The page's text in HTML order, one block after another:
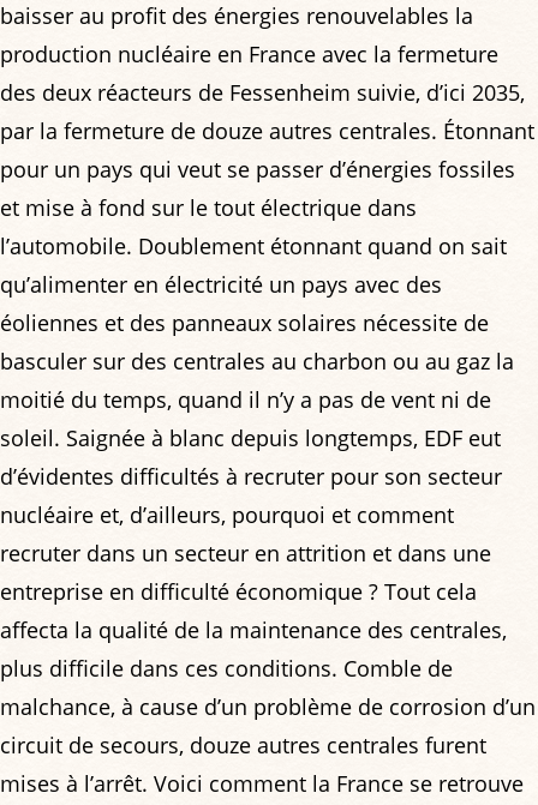
baisser au profit des énergies renouvelables la
production nucléaire en France avec la fermeture
des deux réacteurs de Fessenheim suivie, d’ici 2035,
par la fermeture de douze autres centrales. Étonnant
pour un pays qui veut se passer d’énergies fossiles
et mise à fond sur le tout électrique dans
l’automobile. Doublement étonnant quand on sait
qu’alimenter en électricité un pays avec des
éoliennes et des panneaux solaires nécessite de
basculer sur des centrales au charbon ou au gaz la
moitié du temps, quand il n’y a pas de vent ni de
soleil. Saignée à blanc depuis longtemps, EDF eut
d’évidentes difficultés à recruter pour son secteur
nucléaire et, d’ailleurs, pourquoi et comment
recruter dans un secteur en attrition et dans une
entreprise en difficulté économique ? Tout cela
affecta la qualité de la maintenance des centrales,
plus difficile dans ces conditions. Comble de
malchance, à cause d’un problème de corrosion d’un
circuit de secours, douze autres centrales furent
mises à l’arrêt. Voici comment la France se retrouve